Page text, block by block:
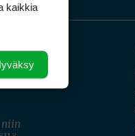
niin
kaikkia